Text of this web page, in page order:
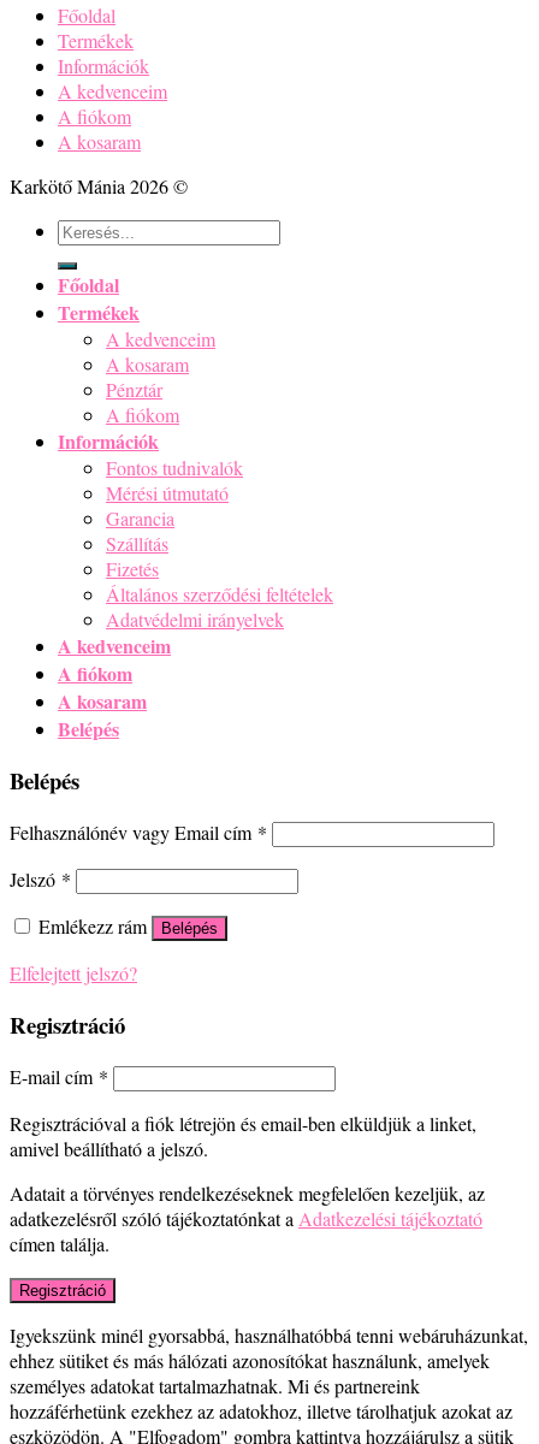
Főoldal
Termékek
Információk
A kedvenceim
A fiókom
A kosaram
Karkötő Mánia 2026 ©
Keresés
a
következőre:
Főoldal
Termékek
A kedvenceim
A kosaram
Pénztár
A fiókom
Információk
Fontos tudnivalók
Mérési útmutató
Garancia
Szállítás
Fizetés
Általános szerződési feltételek
Adatvédelmi irányelvek
A kedvenceim
A fiókom
A kosaram
Belépés
Belépés
Felhasználónév vagy Email cím *
Jelszó *
Emlékezz rám
Belépés
Elfelejtett jelszó?
Regisztráció
E-mail cím *
Regisztrációval a fiók létrejön és email-ben elküldjük a linket,
amivel beállítható a jelszó.
Adatait a törvényes rendelkezéseknek megfelelően kezeljük, az
adatkezelésről szóló tájékoztatónkat a Adatkezelési tájékoztató
címen találja.
Regisztráció
Igyekszünk minél gyorsabbá, használhatóbbá tenni webáruházunkat,
ehhez sütiket és más hálózati azonosítókat használunk, amelyek
személyes adatokat tartalmazhatnak. Mi és partnereink
hozzáférhetünk ezekhez az adatokhoz, illetve tárolhatjuk azokat az
eszközödön. A "Elfogadom" gombra kattintva hozzájárulsz a sütik